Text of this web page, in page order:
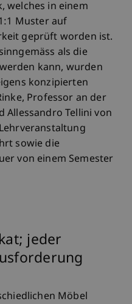
welches in einem
Muster auf
geprüft worden ist.
als die
kann, wurden
konzipierten
Professor an der
Allessandro Tellini von
sowie die
von einem Semester
jeder
Möbel